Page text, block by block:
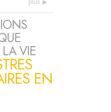
plus
VIE
EN